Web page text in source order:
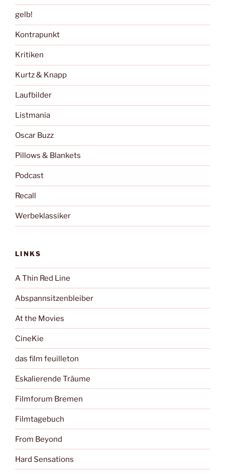
gelb!
Kontrapunkt
Kritiken
Kurtz & Knapp
Laufbilder
Listmania
Oscar Buzz
Pillows & Blankets
Podcast
Recall
Werbeklassiker
LINKS
A Thin Red Line
Abspannsitzenbleiber
At the Movies
CineKie
das film feuilleton
Eskalierende Träume
Filmforum Bremen
Filmtagebuch
From Beyond
Hard Sensations